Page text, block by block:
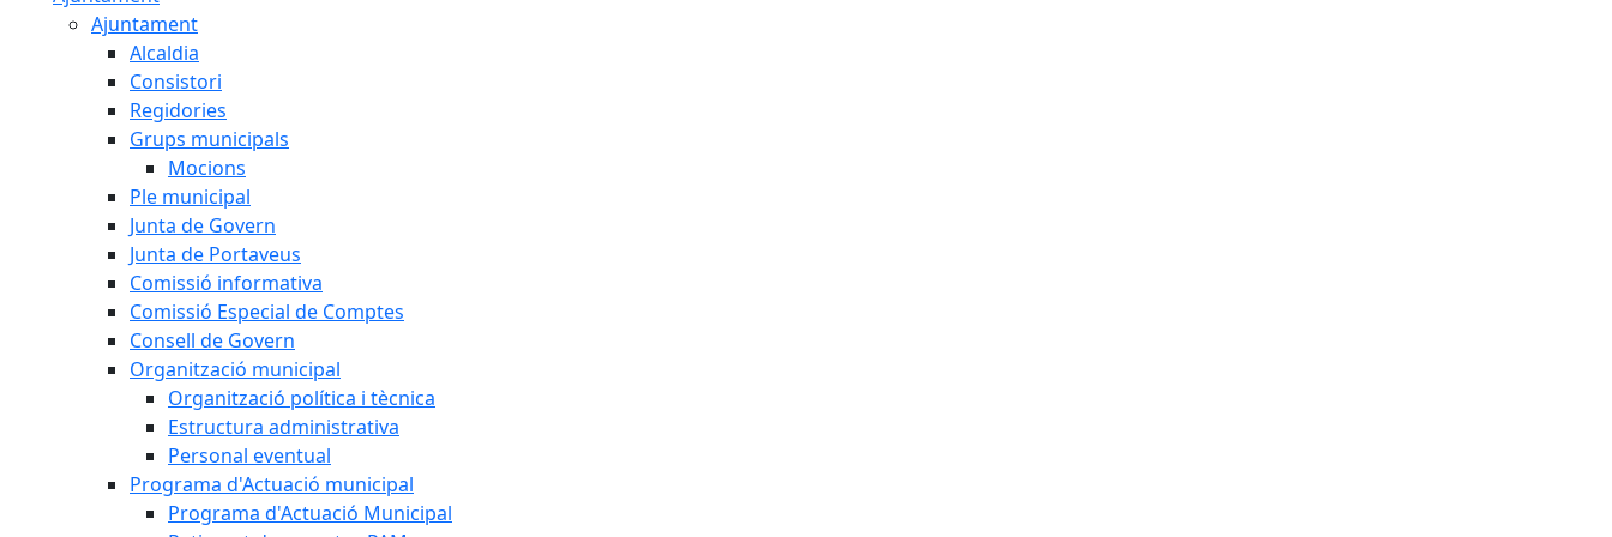
Ajuntament
Alcaldia
Consistori
Regidories
Grups municipals
Mocions
Ple municipal
Junta de Govern
Junta de Portaveus
Comissió informativa
Comissió Especial de Comptes
Consell de Govern
Organització municipal
Organització política i tècnica
Estructura administrativa
Personal eventual
Programa d'Actuació municipal
Programa d'Actuació Municipal